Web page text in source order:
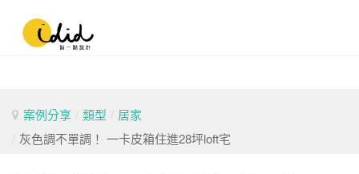
案例分享 / 類型 / 居家
/ 灰色調不單調！ 一卡皮箱住進28坪loft宅